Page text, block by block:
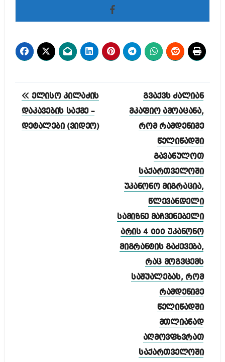
პოსტის
ნავიგაცია
ელისო კილაძის
დაკავების საქმე –
დეტალები (ვიდეო)
გვაქვს ძალიან
მკაფიო ამოაცანა,
რომ რამდენიმე
წელიწადში
გავანულოთ
საქართველოში
უკანონო მიგრაცია,
წლევანდელი
სამიზნე მაჩვენებელი
არის 4 000 უკანონო
მიგრანტის გაძევება,
რაც მოგვცემს
საშუალებას, რომ
რამდენიმე
წელიწადში
მთლიანად
აღმოვფხვრათ
საქართველოში